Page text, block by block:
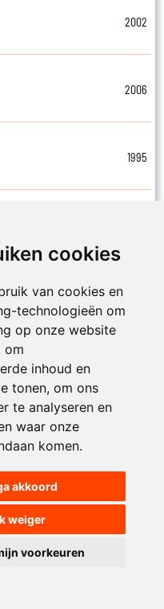
cookies
van cookies en
technologieën om
op onze website
om
inhoud en
tonen, om ons
te analyseren en
waar onze
komen.
akkoord
weiger
voorkeuren
2002
2006
1995